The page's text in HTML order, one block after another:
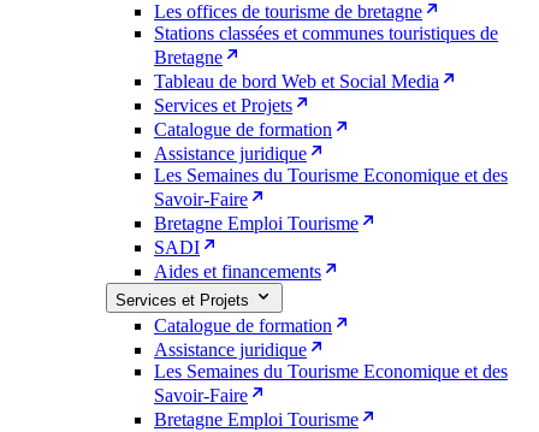
Les offices de tourisme de bretagne
Stations classées et communes touristiques de
Bretagne
Tableau de bord Web et Social Media
Services et Projets
Catalogue de formation
Assistance juridique
Les Semaines du Tourisme Economique et des
Savoir-Faire
Bretagne Emploi Tourisme
SADI
Aides et financements
Services et Projets
Catalogue de formation
Assistance juridique
Les Semaines du Tourisme Economique et des
Savoir-Faire
Bretagne Emploi Tourisme